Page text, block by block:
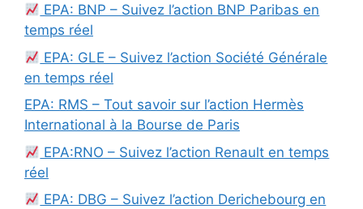
EPA: BNP – Suivez l’action BNP Paribas en
temps réel
EPA: GLE – Suivez l’action Société Générale
en temps réel
EPA: RMS – Tout savoir sur l’action Hermès
International à la Bourse de Paris
EPA:RNO – Suivez l’action Renault en temps
réel
EPA: DBG – Suivez l’action Derichebourg en